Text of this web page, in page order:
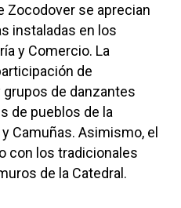
Zocodover se aprecian
instaladas en los
y Comercio. La
de
de danzantes
de pueblos de la
Camuñas. Asimismo, el
con los tradicionales
de la Catedral.